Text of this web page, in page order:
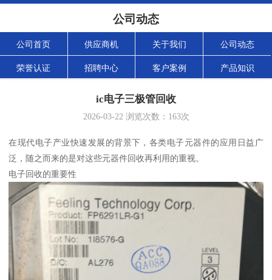
公司动态
公司首页 供应商机 关于我们 公司动态
荣誉认证 招聘中心 客户案例 产品知识
ic电子三极管回收
2026-03-22浏览次数： 163次
在现代电子产业快速发展的背景下，各类电子元器件的应用日益广
泛，随之而来的是对这些元器件回收再利用的重视。
电子回收的重要性